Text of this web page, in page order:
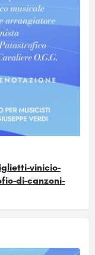
vinicio-
di-canzoni-